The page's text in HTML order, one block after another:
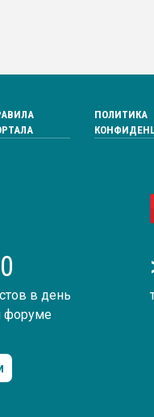
ПОЛИТИКА
в день
форуме